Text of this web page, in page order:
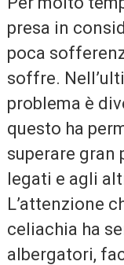
presa in
poca
soffre.
problema è
questo ha
superare gran
legati e agli
L’attenzione
celiachia ha
albergatori,